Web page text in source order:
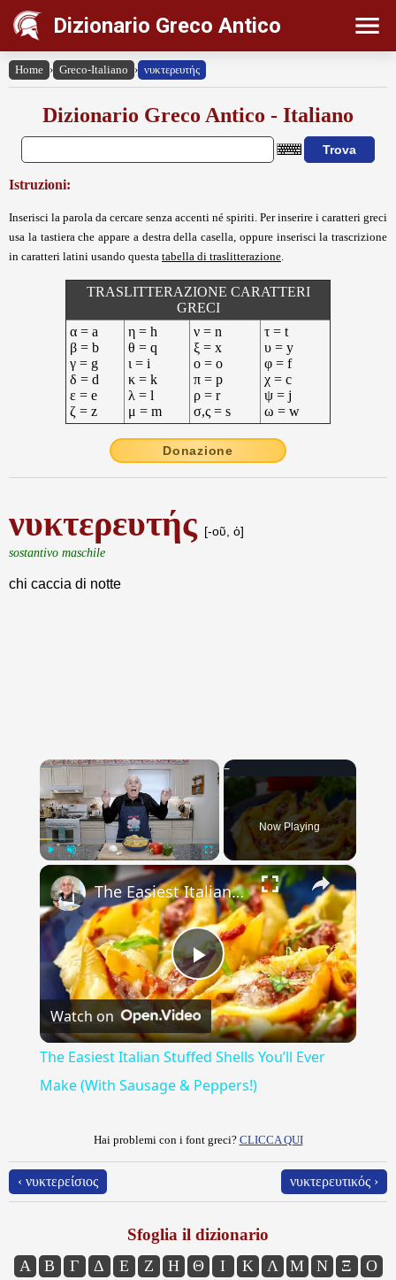
Dizionario Greco Antico
Home › Greco-Italiano › νυκτερευτής
Dizionario Greco Antico - Italiano
Istruzioni:
Inserisci la parola da cercare senza accenti né spiriti. Per inserire i caratteri greci
usa la tastiera che appare a destra della casella, oppure inserisci la trascrizione
in caratteri latini usando questa tabella di traslitterazione
TRASLITTERAZIONE CARATTERI
GRECI
α = a
β = b
γ = g
δ = d
ε = e
ζ = z
η = h
θ = q
ι = i
κ = k
λ = l
μ = m
ν = n
ξ = x
ο = o
π = p
ρ = r
σ,ς = s
τ = t
υ = y
φ = f
χ = c
ψ = j
ω = w
Donazione
νυκτερευτής [-οῦ, ὁ]
sostantivo maschile
chi caccia di notte
×
Fullscreen
Now Playing
×
Play
Video
The Easiest Italian Stuffed Shells You’ll Ever Make (With Sausage & Peppers!)
Watch on
The Easiest Italian Stuffed Shells You’ll Ever
Make (With Sausage & Peppers!)
Hai problemi con i font greci? CLICCA QUI
‹ νυκτερείσιος νυκτερευτικός ›
Sfoglia il dizionario
Α Β Γ Δ Ε Ζ Η Θ Ι Κ Λ Μ Ν Ξ
Ο